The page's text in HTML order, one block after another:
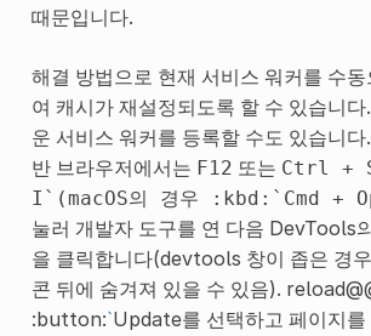
때문입니다.
해결 방법으로 현재 서비스 워커를 수
여 캐시가 재설정되도록 할 수 있습니
운 서비스 워커를 등록할 수도 있습니
반 브라우저에서는 F12 또는 Ctrl +
I`(macOS의
경우 :kbd:`Cmd +
눌러 개발자 도구를 연 다음 DevTools
을 클릭합니다(devtools 창이 좁은 경
콘 뒤에 숨겨져 있을 수 있음).
:button:`Update를 선택하고 페이지를